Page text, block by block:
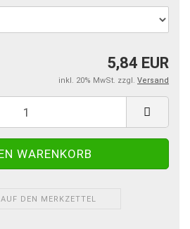
5,84 EUR
inkl. 20% MwSt. zzgl. Versand
AUF DEN MERKZETTEL